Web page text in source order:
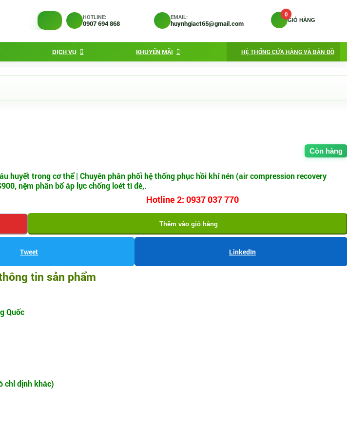
HOTLINE:
0907 694 868
EMAIL:
huynhgiact65@gmail.com
0
GIỎ HÀNG
DỊCH VỤ KHUYẾN MÃI HỆ THỐNG CỬA HÀNG VÀ BẢN ĐỒ
Còn hàng
huyết trong cơ thể | Chuyên phân phối hệ thống phục hồi khí nén (air compression recovery
nệm phân bố áp lực chống loét tì đ​è,.
Hotline 2: 0937 037 770
Thêm vào giỏ hàng
Tweet LinkedIn
tin sản phẩm
Quốc
chỉ định khác)